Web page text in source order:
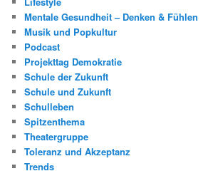
Mentale Gesundheit – Denken & Fühlen
Musik und Popkultur
Podcast
Projekttag Demokratie
Schule der Zukunft
Schule und Zukunft
Schulleben
Spitzenthema
Theatergruppe
Toleranz und Akzeptanz
Trends